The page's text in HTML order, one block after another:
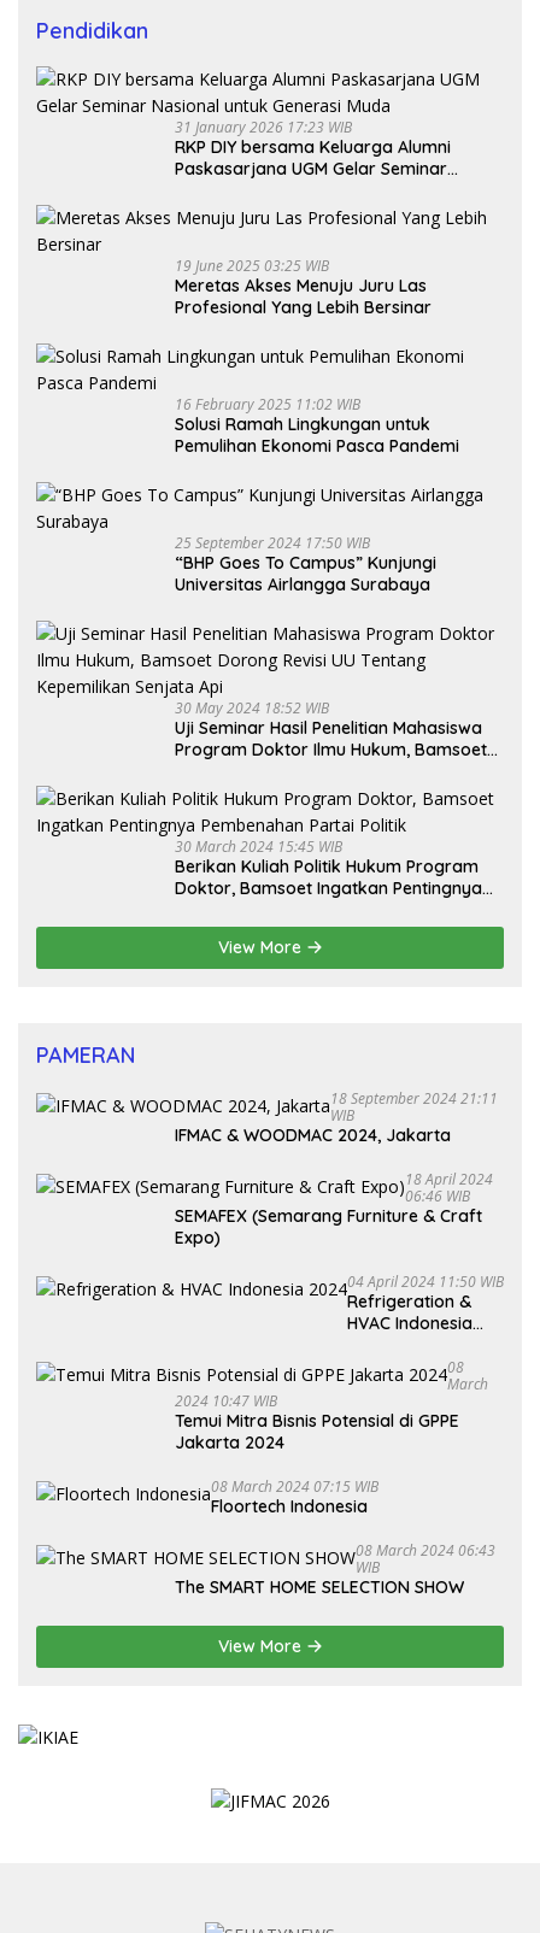
Pendidikan
31 January 2026 17:23 WIB
RKP DIY bersama Keluarga Alumni
Paskasarjana UGM Gelar Seminar
19 June 2025 03:25 WIB
Meretas Akses Menuju Juru Las
Profesional Yang Lebih Bersinar
16 February 2025 11:02 WIB
Solusi Ramah Lingkungan untuk
Pemulihan Ekonomi Pasca Pandemi
25 September 2024 17:50 WIB
“BHP Goes To Campus” Kunjungi
Universitas Airlangga Surabaya
30 May 2024 18:52 WIB
Uji Seminar Hasil Penelitian Mahasiswa
Program Doktor Ilmu Hukum, Bamsoet
Senjata Api
30 March 2024 15:45 WIB
Berikan Kuliah Politik Hukum Program
Doktor, Bamsoet Ingatkan Pentingnya
View More
PAMERAN
18 September 2024 21:11
WIB
IFMAC & WOODMAC 2024, Jakarta
18 April 2024
06:46 WIB
SEMAFEX (Semarang Furniture & Craft
Expo)
04 April 2024 11:50 WIB
Refrigeration &
HVAC Indonesia
08
March
2024 10:47 WIB
Temui Mitra Bisnis Potensial di GPPE
Jakarta 2024
08 March 2024 07:15 WIB
Floortech Indonesia
08 March 2024 06:43
WIB
The SMART HOME SELECTION SHOW
View More